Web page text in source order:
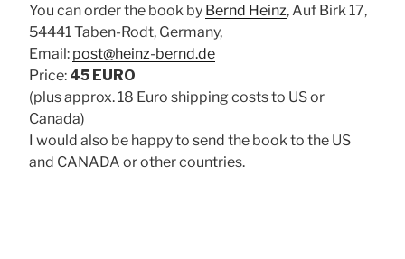
You can order the book by Bernd Heinz, Auf Birk 17,
54441 Taben-Rodt, Germany,
Email: post@heinz-bernd.de
Price: 45 EURO
(plus approx. 18 Euro shipping costs to US or
Canada)
I would also be happy to send the book to the US
and CANADA or other countries.